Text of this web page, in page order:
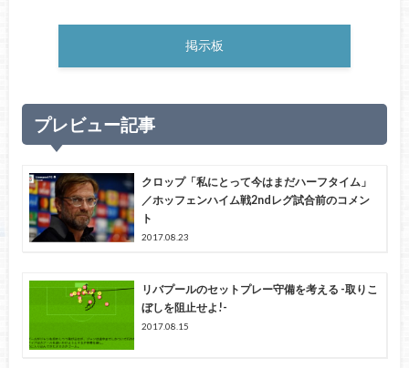
掲示板
プレビュー記事
クロップ「私にとって今はまだハーフタイム」
／ホッフェンハイム戦2ndレグ試合前のコメン
ト
2017.08.23
リバプールのセットプレー守備を考える -取りこ
ぼしを阻止せよ!-
2017.08.15